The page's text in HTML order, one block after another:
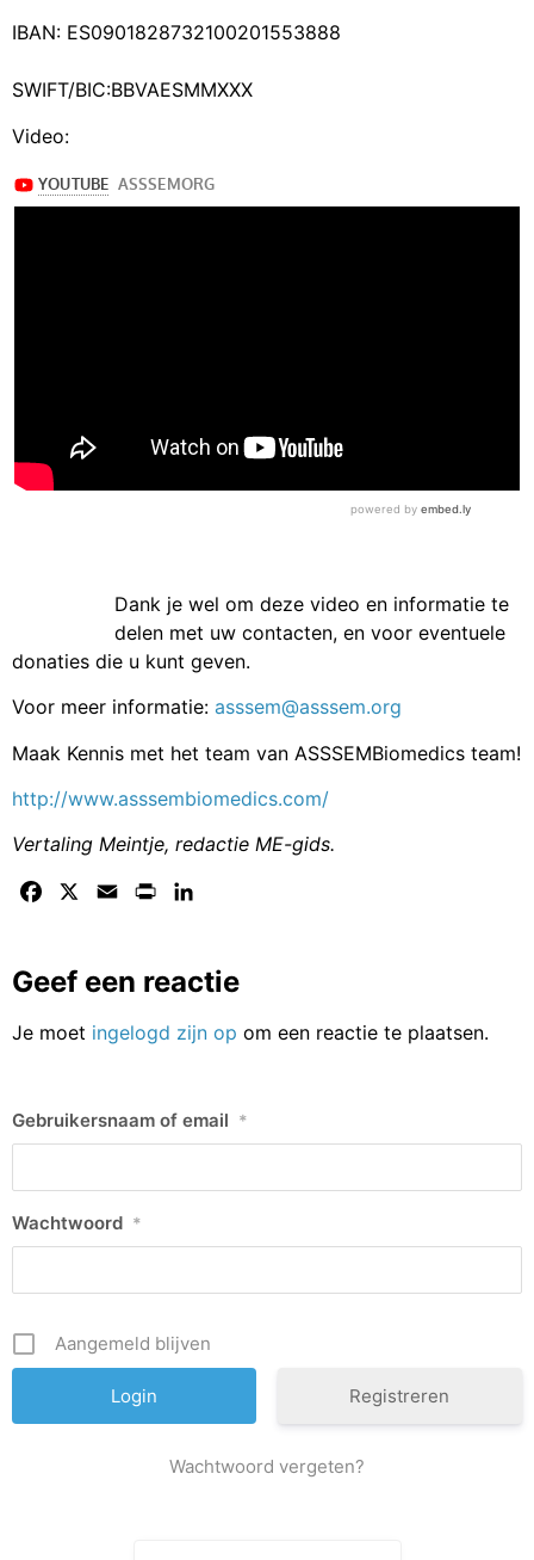
IBAN: ES0901828732100201553888
SWIFT/BIC:BBVAESMMXXX
Video:
Dank je wel om deze video en informatie te
delen met uw contacten, en voor eventuele
donaties die u kunt geven.
Voor meer informatie: asssem@asssem.org
Maak Kennis met het team van ASSSEMBiomedics team!
http://www.asssembiomedics.com/
Vertaling Meintje, redactie ME-gids.
Facebook Email Print
Geef een reactie
Je moet ingelogd zijn op om een reactie te plaatsen.
Gebruikersnaam of email *
Wachtwoord *
Aangemeld blijven
Registreren
Wachtwoord vergeten?